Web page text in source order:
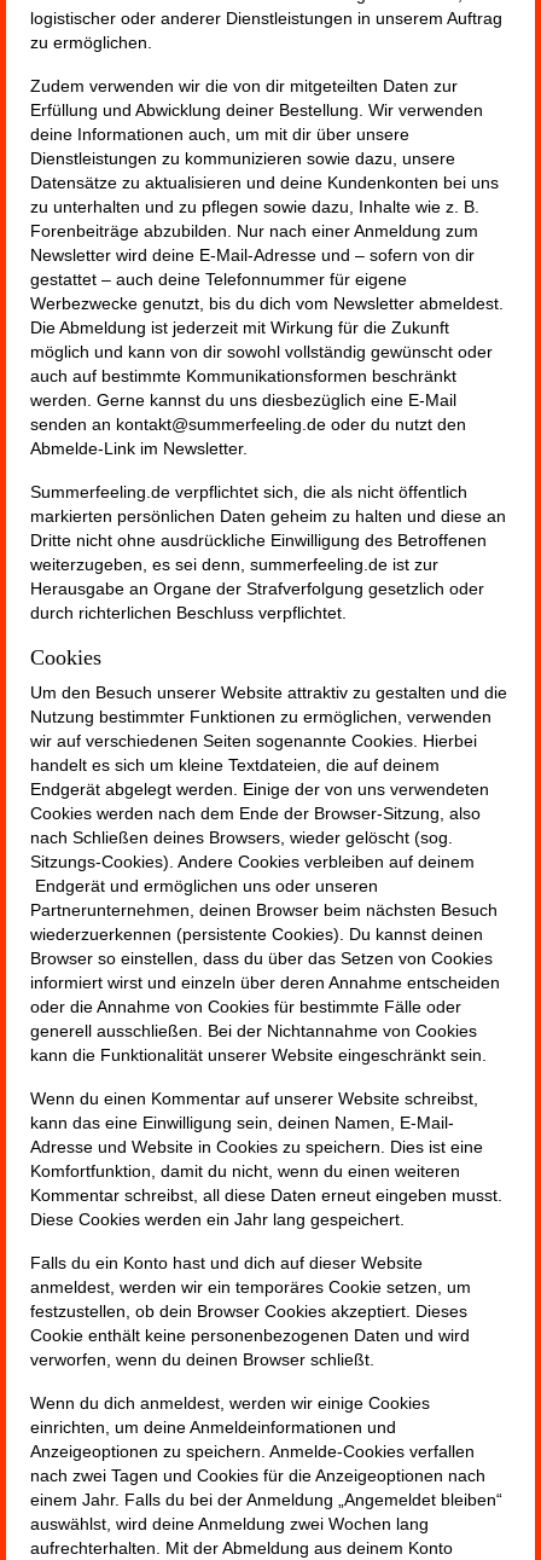
logistischer oder anderer Dienstleistungen in unserem Auftrag
zu ermöglichen.
Zudem verwenden wir die von dir mitgeteilten Daten zur
Erfüllung und Abwicklung deiner Bestellung. Wir verwenden
deine Informationen auch, um mit dir über unsere
Dienstleistungen zu kommunizieren sowie dazu, unsere
Datensätze zu aktualisieren und deine Kundenkonten bei uns
zu unterhalten und zu pflegen sowie dazu, Inhalte wie z. B.
Forenbeiträge abzubilden. Nur nach einer Anmeldung zum
Newsletter wird deine E-Mail-Adresse und – sofern von dir
gestattet – auch deine Telefonnummer für eigene
Werbezwecke genutzt, bis du dich vom Newsletter abmeldest.
Die Abmeldung ist jederzeit mit Wirkung für die Zukunft
möglich und kann von dir sowohl vollständig gewünscht oder
auch auf bestimmte Kommunikationsformen beschränkt
werden. Gerne kannst du uns diesbezüglich eine E-Mail
senden an kontakt@summerfeeling.de oder du nutzt den
Abmelde-Link im Newsletter.
Summerfeeling.de verpflichtet sich, die als nicht öffentlich
markierten persönlichen Daten geheim zu halten und diese an
Dritte nicht ohne ausdrückliche Einwilligung des Betroffenen
weiterzugeben, es sei denn, summerfeeling.de ist zur
Herausgabe an Organe der Strafverfolgung gesetzlich oder
durch richterlichen Beschluss verpflichtet.
Cookies
Um den Besuch unserer Website attraktiv zu gestalten und die
Nutzung bestimmter Funktionen zu ermöglichen, verwenden
wir auf verschiedenen Seiten sogenannte Cookies. Hierbei
handelt es sich um kleine Textdateien, die auf deinem
Endgerät abgelegt werden. Einige der von uns verwendeten
Cookies werden nach dem Ende der Browser-Sitzung, also
nach Schließen deines Browsers, wieder gelöscht (sog.
Sitzungs-Cookies). Andere Cookies verbleiben auf deinem
Endgerät und ermöglichen uns oder unseren
Partnerunternehmen, deinen Browser beim nächsten Besuch
wiederzuerkennen (persistente Cookies). Du kannst deinen
Browser so einstellen, dass du über das Setzen von Cookies
informiert wirst und einzeln über deren Annahme entscheiden
oder die Annahme von Cookies für bestimmte Fälle oder
generell ausschließen. Bei der Nichtannahme von Cookies
kann die Funktionalität unserer Website eingeschränkt sein.
Wenn du einen Kommentar auf unserer Website schreibst,
kann das eine Einwilligung sein, deinen Namen, E-Mail-
Adresse und Website in Cookies zu speichern. Dies ist eine
Komfortfunktion, damit du nicht, wenn du einen weiteren
Kommentar schreibst, all diese Daten erneut eingeben musst.
Diese Cookies werden ein Jahr lang gespeichert.
Falls du ein Konto hast und dich auf dieser Website
anmeldest, werden wir ein temporäres Cookie setzen, um
festzustellen, ob dein Browser Cookies akzeptiert. Dieses
Cookie enthält keine personenbezogenen Daten und wird
verworfen, wenn du deinen Browser schließt.
Wenn du dich anmeldest, werden wir einige Cookies
einrichten, um deine Anmeldeinformationen und
Anzeigeoptionen zu speichern. Anmelde-Cookies verfallen
nach zwei Tagen und Cookies für die Anzeigeoptionen nach
einem Jahr. Falls du bei der Anmeldung „Angemeldet bleiben“
auswählst, wird deine Anmeldung zwei Wochen lang
aufrechterhalten. Mit der Abmeldung aus deinem Konto